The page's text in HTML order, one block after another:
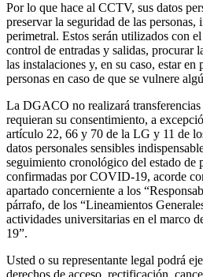
Por lo que hace al CCTV, sus datos
preservar la seguridad de las personas,
perimetral. Estos serán utilizados con
control de entradas y salidas, procurar
las instalaciones y, en su caso, estar
personas en caso de que se vulnere
La DGACO no realizará transferencias
requieran su consentimiento, a
artículo 22, 66 y 70 de la LG y 11 de
datos personales sensibles
seguimiento cronológico del estado de
confirmadas por COVID-19, acorde
apartado concerniente a los
párrafo, de los “Lineamientos
actividades universitarias en el marco
19”.
Usted o su representante legal podrá